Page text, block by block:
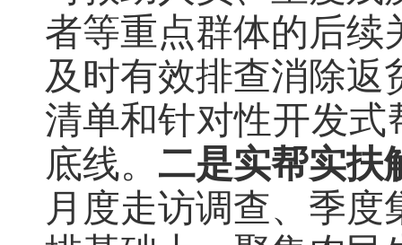
者等重点群体的后续
及时有效排查消除返
清单和针对性开发式
底线。 二是实帮实扶
月度走访调查、季度